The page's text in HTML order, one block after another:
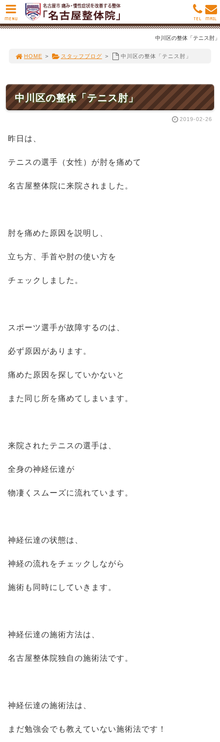
中川区の整体「テニス肘」
HOME > スタッフブログ > 中川区の整体「テニス肘」
中川区の整体「テニス肘」
2019-02-26
昨日は、
テニスの選手（女性）が肘を痛めて
名古屋整体院に来院されました。
肘を痛めた原因を説明し、
立ち方、手首や肘の使い方を
チェックしました。
スポーツ選手が故障するのは、
必ず原因があります。
痛めた原因を探していかないと
また同じ所を痛めてしまいます。
来院されたテニスの選手は、
全身の神経伝達が
物凄くスムーズに流れています。
神経伝達の状態は、
神経の流れをチェックしながら
施術も同時にしていきます。
神経伝達の施術方法は、
名古屋整体院独自の施術法です。
神経伝達の施術法は、
まだ勉強会でも教えていない施術法です！
MENU MAIL
TEL